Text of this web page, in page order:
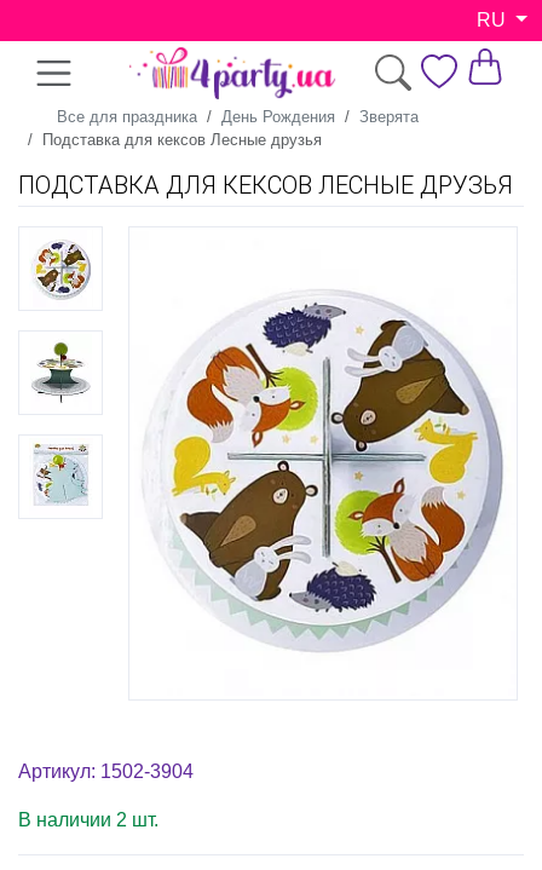
RU
Все для праздника День Рождения
Зверята
Подставка для кексов Лесные друзья
ПОДСТАВКА ДЛЯ КЕКСОВ ЛЕСНЫЕ ДРУЗЬЯ
Артикул: 1502-3904
В наличии 2 шт.